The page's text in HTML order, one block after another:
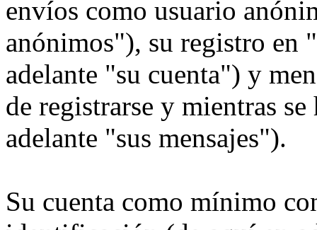
envíos como usuario
anónimos"), su registro en
adelante "su cuenta") y
de registrarse y mientras
adelante "sus mensajes").
Su cuenta como mínimo